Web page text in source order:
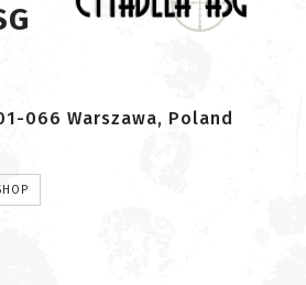
066 Warszawa, Poland